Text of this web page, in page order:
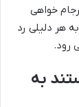
خواهی
هر دلیلی رد
رود.
به